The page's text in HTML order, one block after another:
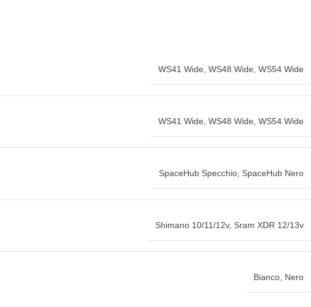
WS41 Wide, WS48 Wide, WS54 Wide
WS41 Wide, WS48 Wide, WS54 Wide
SpaceHub Specchio, SpaceHub Nero
Shimano 10/11/12v, Sram XDR 12/13v
Bianco, Nero